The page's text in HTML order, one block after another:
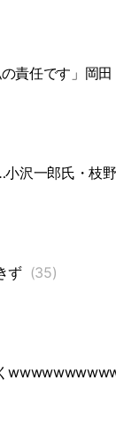
責任です」岡
沢一郎氏・枝
ず (35)